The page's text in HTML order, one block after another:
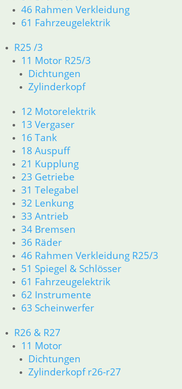
46 Rahmen Verkleidung
61 Fahrzeugelektrik
R25 /3
11 Motor R25/3
Dichtungen
Zylinderkopf
12 Motorelektrik
13 Vergaser
16 Tank
18 Auspuff
21 Kupplung
23 Getriebe
31 Telegabel
32 Lenkung
33 Antrieb
34 Bremsen
36 Räder
46 Rahmen Verkleidung R25/3
51 Spiegel & Schlösser
61 Fahrzeugelektrik
62 Instrumente
63 Scheinwerfer
R26 & R27
11 Motor
Dichtungen
Zylinderkopf r26-r27
Artikelnummer: 1456181
inkl. MwSt.
In den Warenkorb
6,45
Artikelnummer: 1852347
inkl. MwSt.
zzgl.
In den Warenkorb
Shop
Ersatzteile nach Modell
K-Modell
11 Motor
46 Rahmen Verkleidung
61 Fahrzeugelektrik